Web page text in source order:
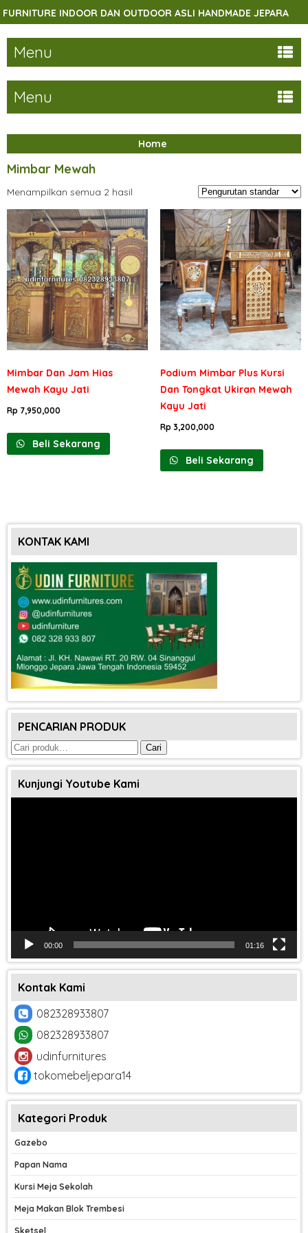
INDOOR DAN OUTDOOR ASLI HANDMADE JEPARA
Menu
Menu
Home
Mimbar Mewah
Menampilkan semua 2 hasil
Mimbar Dan Jam Hias
Mewah Kayu Jati
Rp 7,950,000
Beli Sekarang
Podium Mimbar Plus Kursi
Dan Tongkat Ukiran Mewah
Kayu Jati
Rp3,200,000
Beli Sekarang
KONTAK KAMI
PENCARIAN PRODUK
Pencarian
untuk:
Cari
Kunjungi Youtube Kami
00:00 01:16
Kontak Kami
082328933807
082328933807
udinfurnitures
tokomebeljepara14
Kategori Produk
Gazebo
Papan Nama
Kursi Meja Sekolah
Meja Makan Blok Trembesi
Sketsel